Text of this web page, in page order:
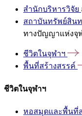
สำนักบริหารวิจัย
สถาบันทรัพย์สิน
ทางปัญญาแห่งจุ
ชีวิตในจุฬาฯ
พื้นที่สร้างสรรค์
ชีวิตในจุฬาฯ
หอสมุดและพื้นที่